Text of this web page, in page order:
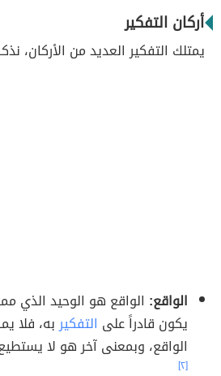
أركان التفكير
يمتلك التفكير العديد من الأركان،
الواقع: الواقع هو الوحيد الذي
يكون قادراً على التفكيربه، فلا
الواقع، وبمعنى آخر هو لا
[٢]